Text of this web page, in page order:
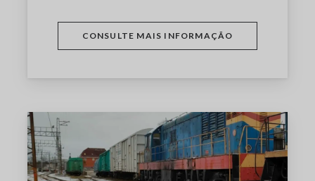
CONSULTE MAIS INFORMAÇÃO